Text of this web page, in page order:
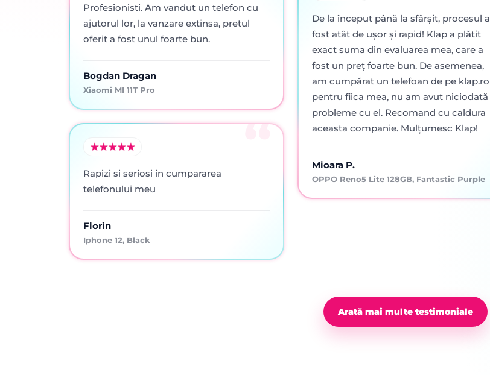
Profesionisti. Am vandut un telefon cu
ajutorul lor, la vanzare extinsa, pretul
oferit a fost unul foarte bun.
Bogdan Dragan
Xiaomi MI 11T Pro
Rapizi si seriosi in cumpararea
telefonului meu
Florin
Iphone 12, Black
De la început până la sfârșit, procesul a
fost atât de ușor și rapid! Klap a plătit
exact suma din evaluarea mea, care a
fost un preț foarte bun. De asemenea,
am cumpărat un telefoan de pe klap.ro
pentru fiica mea, nu am avut niciodată
probleme cu el. Recomand cu caldura
aceasta companie. Mulțumesc Klap!
Mioara P.
OPPO Reno5 Lite 128GB, Fantastic Purple
Arată mai multe testimoniale